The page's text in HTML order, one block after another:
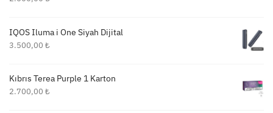
IQOS Iluma i One Siyah Dijital
3.500,00 ₺
Kıbrıs Terea Purple 1 Karton
2.700,00 ₺